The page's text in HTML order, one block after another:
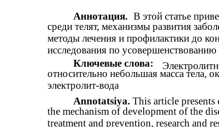
Аннотация. В этой статье
среди телят, механизмы развития
методы лечения и профилактики до
исследования по усовершенствованию
Ключевые слова:
относительно небольшая масса тела,
электролит-вода
Annotatsiya. This article presents
the mechanism of development of the
treatment and prevention, research and